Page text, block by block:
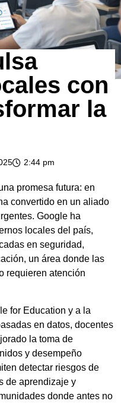
con
la
2:44 pm
promesa futura: en
convertido en un aliado
Google ha
locales del país,
en seguridad,
un área donde las
requieren atención
for Education y a la
en datos, docentes
la toma de
y desempeño
detectar riesgos de
de aprendizaje y
donde antes no